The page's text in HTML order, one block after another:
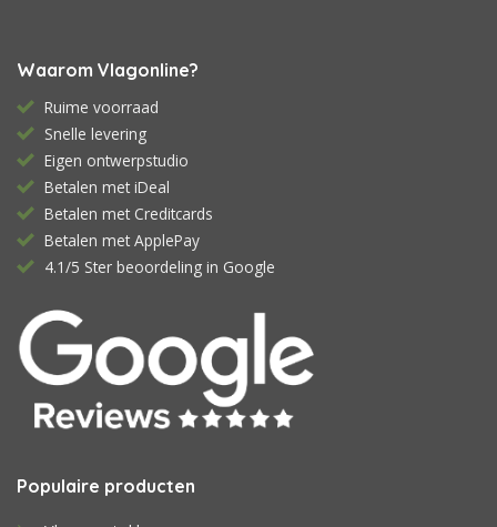
Waarom Vlagonline?
Ruime voorraad
Snelle levering
Eigen ontwerpstudio
Betalen met iDeal
Betalen met Creditcards
Betalen met ApplePay
4.1/5 Ster beoordeling in Google
Populaire producten